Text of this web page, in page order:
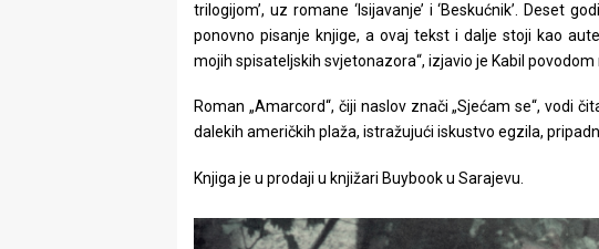
trilogijom’, uz romane ‘Isijavanje’ i ‘Beskućnik’. Deset
ponovno pisanje knjige, a ovaj tekst i dalje stoji kao
mojih spisateljskih svjetonazora“, izjavio je Kabil povodom
Roman „Amarcord“, čiji naslov znači „Sjećam se“, vodi
dalekih američkih plaža, istražujući iskustvo egzila,
Knjiga je u prodaji u knjižari Buybook u Sarajevu.